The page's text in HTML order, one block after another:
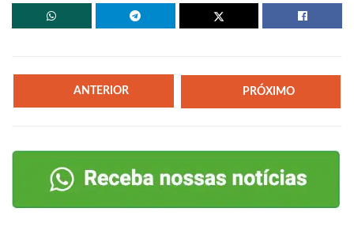
ANTERIOR PRÓXIMO